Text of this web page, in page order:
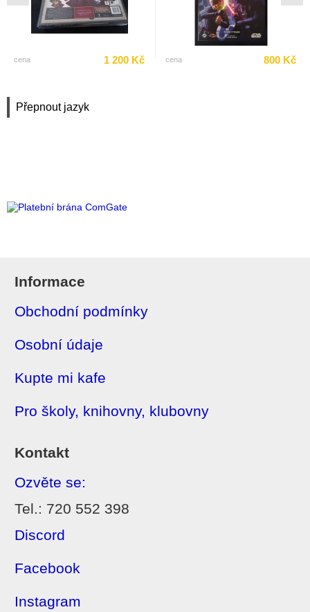
Přepnout jazyk
cena 1 200 Kč cena 800 Kč
Informace
Obchodní podmínky
Osobní údaje
Kupte mi kafe
Pro školy, knihovny, klubovny
Kontakt
Ozvěte se:
Tel.: 720 552 398
Discord
Facebook
Instagram